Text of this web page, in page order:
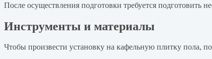
После осуществления подготовки требуется подготовить
Инструменты и материалы
Чтобы произвести установку на кафельную плитку пола,